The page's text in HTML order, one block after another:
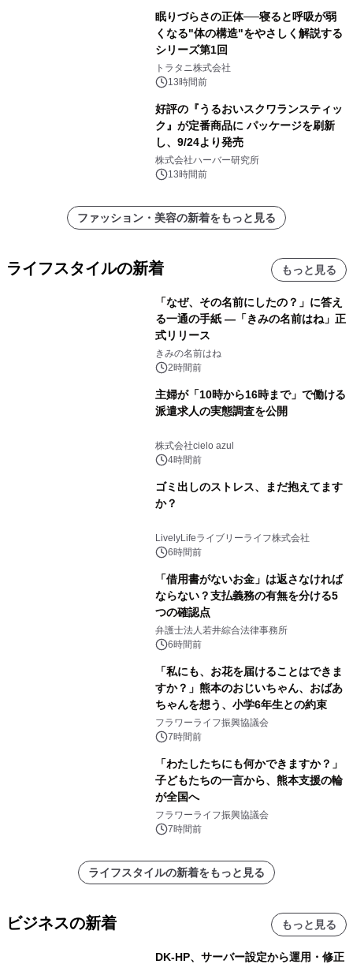
眠りづらさの正体──寝ると呼吸が弱
くなる"体の構造"をやさしく解説する
シリーズ第1回
トラタニ株式会社
13時間前
好評の『うるおいスクワランスティッ
ク』が定番商品に パッケージを刷新
し、9/24より発売
株式会社ハーバー研究所
13時間前
ファッション・美容の新着をもっと見る
ライフスタイルの新着 もっと見る
「なぜ、その名前にしたの？」に答え
る一通の手紙 ―「きみの名前はね」正
式リリース
きみの名前はね
2時間前
主婦が「10時から16時まで」で働ける
派遣求人の実態調査を公開
株式会社cielo azul
4時間前
ゴミ出しのストレス、まだ抱えてます
か？
LivelyLifeライブリーライフ株式会社
6時間前
「借用書がないお金」は返さなければ
ならない？支払義務の有無を分ける5
つの確認点
弁護士法人若井綜合法律事務所
6時間前
「私にも、お花を届けることはできま
すか？」熊本のおじいちゃん、おばあ
ちゃんを想う、小学6年生との約束
フラワーライフ振興協議会
7時間前
「わたしたちにも何かできますか？」
子どもたちの一言から、熊本支援の輪
が全国へ
フラワーライフ振興協議会
7時間前
ライフスタイルの新着をもっと見る
ビジネスの新着 もっと見る
DK-HP、サーバー設定から運用・修正